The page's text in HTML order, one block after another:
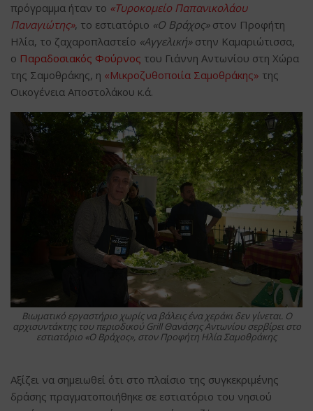
πρόγραμμα ήταν το «Τυροκομείο Παπανικολάου
Παναγιώτης», το εστιατόριο «Ο Βράχος»στον Προφήτη
Ηλία, το ζαχαροπλαστείο «Αγγελική»στην Καμαριώτισσα,
ο Παραδοσιακός Φούρνος του Γιάννη Αντωνίου στη Χώρα
της Σαμοθράκης, η «Μικροζυθοποιία Σαμοθράκης» της
Οικογένεια Αποστολάκου κ.ά.
Βιωματικό εργαστήριο χωρίς να βάλεις ένα χεράκι δεν γίνεται. Ο
αρχισυντάκτης του περιοδικού Grill Θανάσης Αντωνίου σερβίρει στο
εστιατόριο «Ο Βράχος», στον Προφήτη Ηλία Σαμοθράκης
Αξίζει να σημειωθεί ότι στο πλαίσιο της συγκεκριμένης
δράσης πραγματοποιήθηκε σε εστιατόριο του νησιού